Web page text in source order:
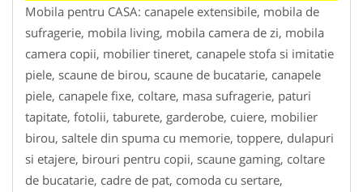
Mobila pentru CASA: canapele extensibile, mobila de
sufragerie, mobila living, mobila camera de zi, mobila
camera copii, mobilier tineret, canapele stofa si imitatie
piele, scaune de birou, scaune de bucatarie, canapele
piele, canapele fixe, coltare, masa sufragerie, paturi
tapitate, fotolii, taburete, garderobe, cuiere, mobilier
birou, saltele din spuma cu memorie, toppere, dulapuri
si etajere, birouri pentru copii, scaune gaming, coltare
de bucatarie, cadre de pat, comoda cu sertare,